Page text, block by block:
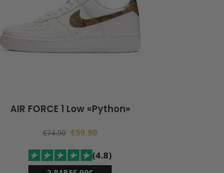
AIR FORCE 1 Low «Python»
€74.90 €59.90
(4.8)